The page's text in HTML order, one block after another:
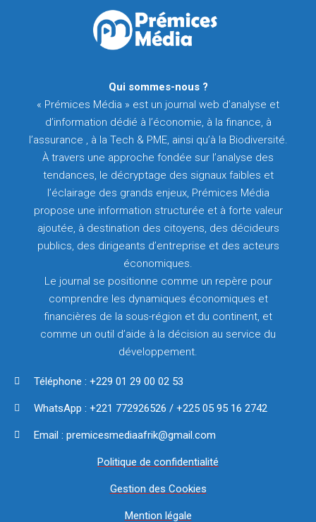
Qui sommes-nous ?
« Prémices Média » est un journal web d’analyse et
d’information dédié à l’économie, à la finance, à
l’assurance , à la Tech & PME, ainsi qu’à la Biodiversité.
À travers une approche fondée sur l’analyse des
tendances, le décryptage des signaux faibles et
l’éclairage des grands enjeux, Prémices Média
propose une information structurée et à forte valeur
ajoutée, à destination des citoyens, des décideurs
publics, des dirigeants d’entreprise et des acteurs
économiques.
Le journal se positionne comme un repère pour
comprendre les dynamiques économiques et
financières de la sous-région et du continent, et
comme un outil d’aide à la décision au service du
développement.
Téléphone : +229 01 29 00 02 53
WhatsApp : +221 772926526 / +225 05 95 16 2742
Email : premicesmediaafrik@gmail.com
Politique de confidentialité
Gestion des Cookies
Mention légale